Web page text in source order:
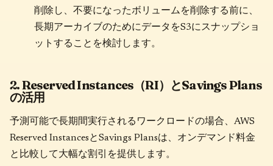
削除し、不要になったボリュームを削除する前に、
長期アーカイブのためにデータをS3にスナップショ
ットすることを検討します。
2. Reserved Instances（RI）とSavings Plans
の活用
予測可能で長期間実行されるワークロードの場合、AWS
Reserved InstancesとSavings Plansは、オンデマンド料金
と比較して大幅な割引を提供します。